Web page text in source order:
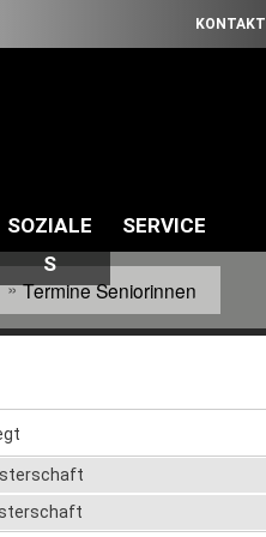
Direkt
SOZIALE
S
SERVICE
KONTAKT
Termine Seniorinnen